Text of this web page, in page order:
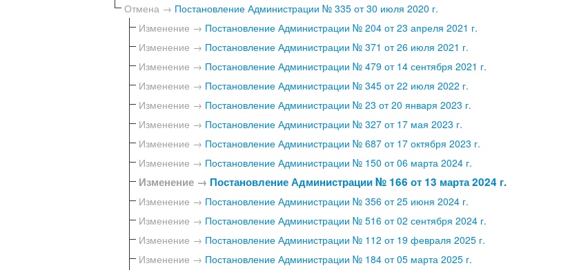
Отмена → Постановление Администрации № 335 от 30 июля 2020 г.
Изменение → Постановление Администрации № 204 от 23 апреля 2021 г.
Изменение → Постановление Администрации № 371 от 26 июля 2021 г.
Изменение → Постановление Администрации № 479 от 14 сентября 2021 г.
Изменение → Постановление Администрации № 345 от 22 июля 2022 г.
Изменение → Постановление Администрации № 23 от 20 января 2023 г.
Изменение → Постановление Администрации № 327 от 17 мая 2023 г.
Изменение → Постановление Администрации № 687 от 17 октября 2023 г.
Изменение → Постановление Администрации № 150 от 06 марта 2024 г.
Изменение → Постановление Администрации № 166 от 13 марта 2024 г.
Изменение → Постановление Администрации № 356 от 25 июня 2024 г.
Изменение → Постановление Администрации № 516 от 02 сентября 2024 г.
Изменение → Постановление Администрации № 112 от 19 февраля 2025 г.
Изменение → Постановление Администрации № 184 от 05 марта 2025 г.